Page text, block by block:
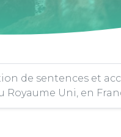
de sentences et
Uni, en